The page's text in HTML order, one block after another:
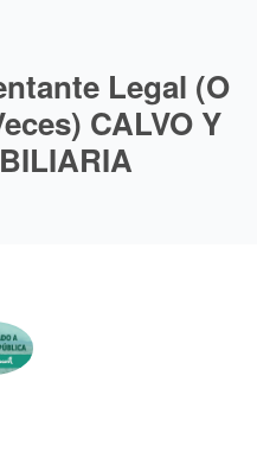
Legal (O
CALVO Y